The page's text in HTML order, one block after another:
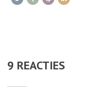
9 REACTIES